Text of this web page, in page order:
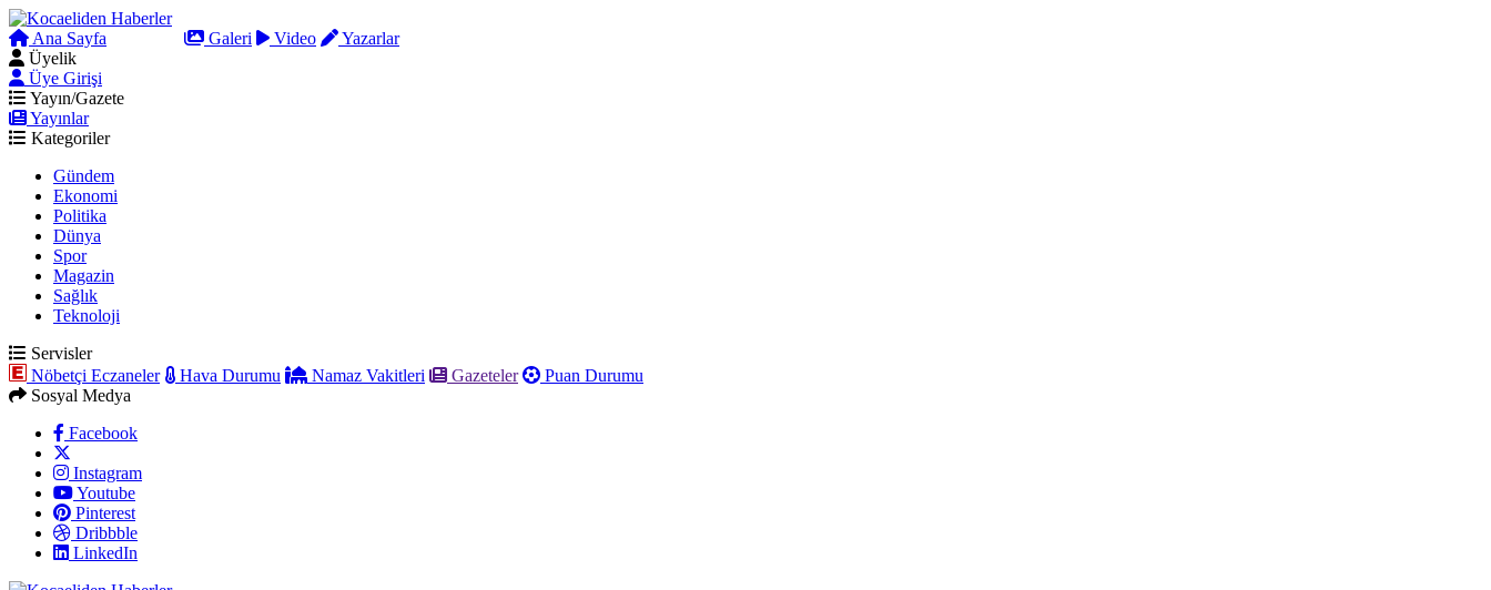
Ana Sayfa Galeri Video
Yazarlar
Üyelik
Üye Girişi
Yayın/Gazete
Yayınlar
Kategoriler
Gündem
Ekonomi
Politika
Dünya
Spor
Magazin
Sağlık
Teknoloji
Servisler
Nöbetçi Eczaneler
Hava Durumu Namaz Vakitleri Gazeteler
Puan Durumu
Sosyal Medya
Facebook
Instagram
Youtube
Pinterest
Dribbble
LinkedIn